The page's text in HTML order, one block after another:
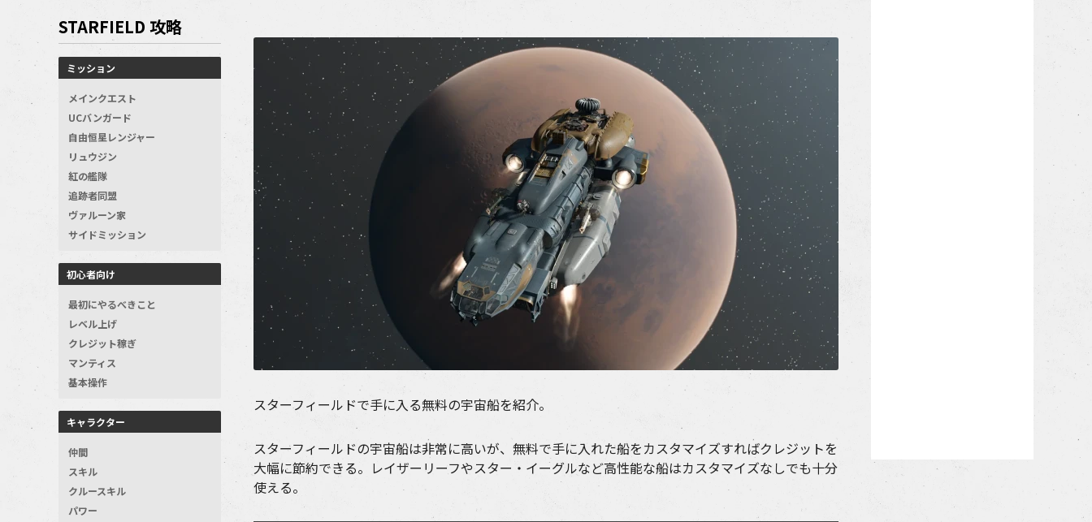
STARFIELD 攻略
ミッション
メインクエスト
UCバンガード
自由恒星レンジャー
リュウジン
紅の艦隊
追跡者同盟
ヴァルーン家
サイドミッション
初心者向け
最初にやるべきこと
レベル上げ
クレジット稼ぎ
マンティス
基本操作
キャラクター
仲間
スキル
クルースキル
パワー
スターフィールドで手に入る無料の宇宙船を紹介。
スターフィールドの宇宙船は非常に高いが、無料で手に入れた船をカスタマイズすればクレジットを
大幅に節約できる。レイザーリーフやスター・イーグルなど高性能な船はカスタマイズなしでも十分
使える。